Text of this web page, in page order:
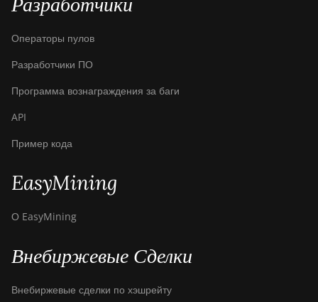
Операторы пулов
Разработчики ПО
Программа вознаграждения за баги
API
Пример кода
EasyMining
О EasyMining
Внебиржевые Сделки
Внебиржевые сделки по хэшрейту